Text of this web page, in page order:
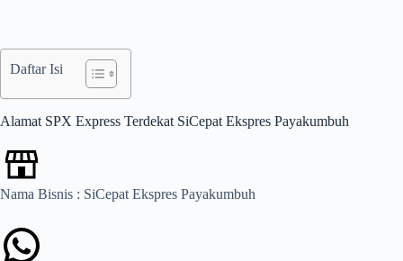
Daftar Isi
Alamat SPX Express Terdekat SiCepat Ekspres Payakumbuh
Nama Bisnis : SiCepat Ekspres Payakumbuh